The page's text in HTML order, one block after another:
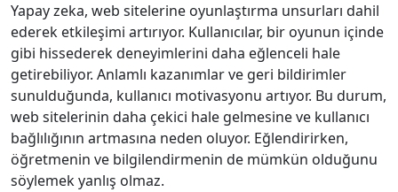
Yapay zeka, web sitelerine oyunlaştırma unsurları dahil
ederek etkileşimi artırıyor. Kullanıcılar, bir oyunun içinde
gibi hissederek deneyimlerini daha eğlenceli hale
getirebiliyor. Anlamlı kazanımlar ve geri bildirimler
sunulduğunda, kullanıcı motivasyonu artıyor. Bu durum,
web sitelerinin daha çekici hale gelmesine ve kullanıcı
bağlılığının artmasına neden oluyor. Eğlendirirken,
öğretmenin ve bilgilendirmenin de mümkün olduğunu
söylemek yanlış olmaz.